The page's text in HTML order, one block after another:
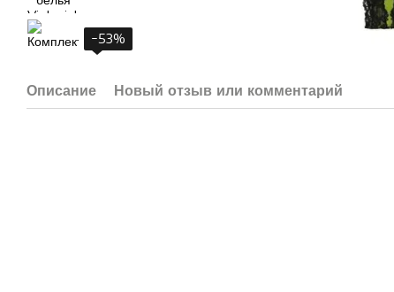
−53%
Описание Новый отзыв или комментарий